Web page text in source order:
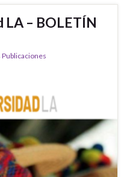
– BOLETÍN
Publicaciones